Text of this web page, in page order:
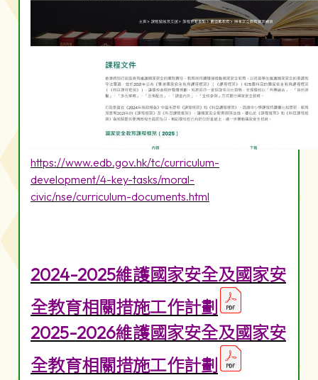
https://www.edb.gov.hk/tc/curriculum-
development/4-key-tasks/moral-
civic/nse/curriculum-documents.html
2024-2025維護國家安全及國家安
全教育相關措施工作計劃
2025-2026維護國家安全及國家安
全教育相關措施工作計劃